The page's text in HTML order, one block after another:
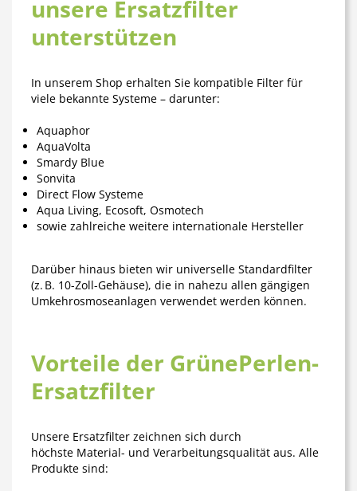
unsere Ersatzfilter
unterstützen
In unserem Shop erhalten Sie kompatible Filter für
viele bekannte Systeme – darunter:
Aquaphor
AquaVolta
Smardy Blue
Sonvita
Direct Flow Systeme
Aqua Living, Ecosoft, Osmotech
sowie zahlreiche weitere internationale Hersteller
Darüber hinaus bieten wir universelle Standardfilter
(z. B. 10-Zoll-Gehäuse), die in nahezu allen gängigen
Umkehrosmoseanlagen verwendet werden können.
Vorteile der GrünePerlen-
Ersatzfilter
Unsere Ersatzfilter zeichnen sich durch
höchste Material- und Verarbeitungsqualität aus. Alle
Produkte sind: